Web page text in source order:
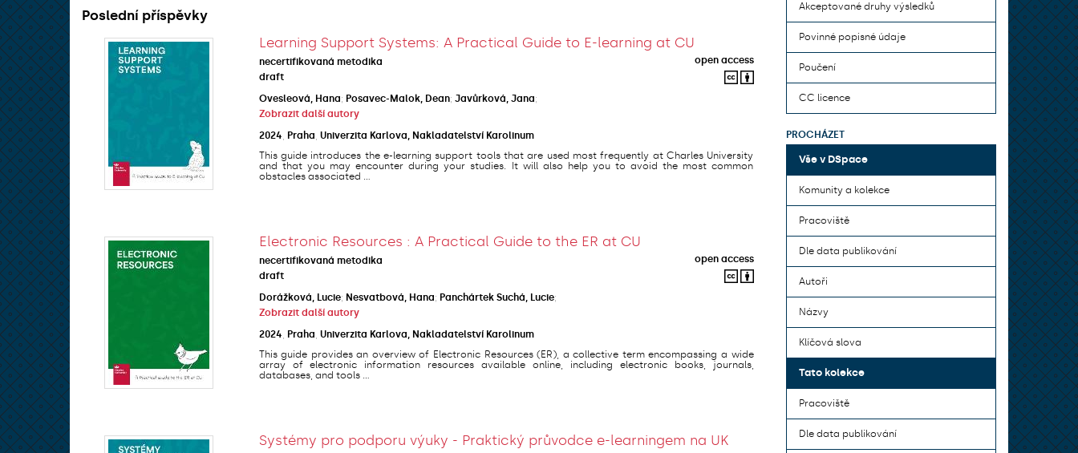
Poslední příspěvky
Learning Support Systems: A Practical Guide to E-learning at CU
necertifikovaná metodika
open access
draft
Ovesleová, Hana; Posavec-Malok, Dean; Javůrková, Jana;
Zobrazit další autory
2024
Praha Univerzita Karlova, Nakladatelství Karolinum
This guide introduces the e-learning support tools that are used most frequently at Charles University
and that you may encounter during your studies. It will also help you to avoid the most common
obstacles associated ...
Electronic Resources : A Practical Guide to the ER at CU
necertifikovaná metodika
open access
draft
Dorážková, Lucie; Nesvatbová, Hana; Panchártek Suchá, Lucie;
Zobrazit další autory
2024
Praha Univerzita Karlova, Nakladatelství Karolinum
This guide provides an overview of Electronic Resources (ER), a collective term encompassing a wide
array of electronic information resources available online, including electronic books, journals,
databases, and tools ...
Systémy pro podporu výuky - Praktický průvodce e-learningem na UK
Akceptované druhy výsledků
Povinné popisné údaje
Poučení
CC licence
PROCHÁZET
Vše v DSpace
Komunity a kolekce
Pracoviště
Dle data publikování
Autoři
Názvy
Klíčová slova
Tato kolekce
Pracoviště
Dle data publikování